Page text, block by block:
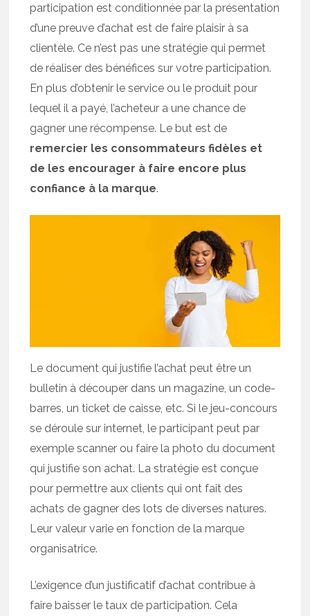
participation est conditionnée par la présentation
d’une preuve d’achat est de faire plaisir à sa
clientèle. Ce n’est pas une stratégie qui permet
de réaliser des bénéfices sur votre participation.
En plus d’obtenir le service ou le produit pour
lequel il a payé, l’acheteur a une chance de
gagner une récompense. Le but est de
remercier les consommateurs fidèles et
de les encourager à faire encore plus
confiance à la marque.
Le document qui justifie l’achat peut être un
bulletin à découper dans un magazine, un code-
barres, un ticket de caisse, etc. Si le jeu-concours
se déroule sur internet, le participant peut par
exemple scanner ou faire la photo du document
qui justifie son achat. La stratégie est conçue
pour permettre aux clients qui ont fait des
achats de gagner des lots de diverses natures.
Leur valeur varie en fonction de la marque
organisatrice.
L’exigence d’un justificatif d’achat contribue à
faire baisser le taux de participation. Cela